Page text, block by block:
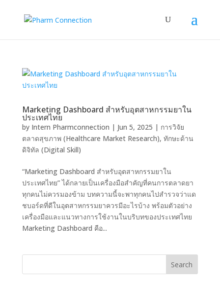
Marketing Dashboard สำหรับอุตสาหกรรมยาใน
ประเทศไทย
by Intern Pharmconnection | Jun 5, 2025 | การวิจัย
ตลาดสุขภาพ (Healthcare Market Research), ทักษะด้าน
ดิจิทัล (Digital Skill)
“Marketing Dashboard สำหรับอุตสาหกรรมยาใน
ประเทศไทย” ได้กลายเป็นเครื่องมือสำคัญที่คนการตลาดยา
ทุกคนไม่ควรมองข้าม บทความนี้จะพาทุกคนไปสำรวจว่าแด
ชบอร์ดที่ดีในอุตสาหกรรมยาควรมีอะไรบ้าง พร้อมตัวอย่าง
เครื่องมือและแนวทางการใช้งานในบริบทของประเทศไทย
Marketing Dashboard คือ...
Search